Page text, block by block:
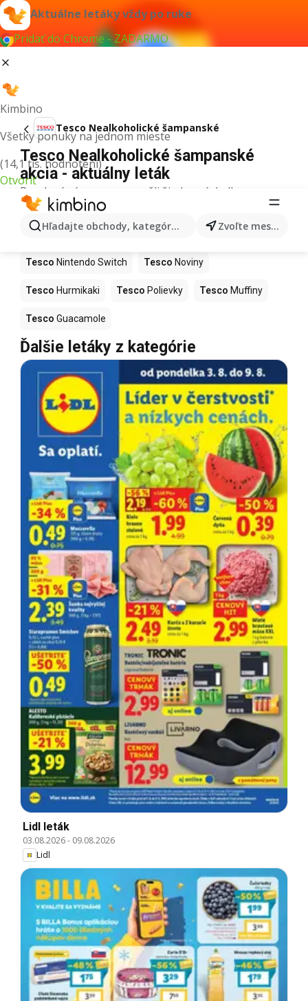
Aktuálne letáky vždy po ruke
Pridať do Chrome - ZADARMO
Kimbino
Všetky ponuky na jednom mieste
(14,1 tis. hodnotení)
Otvoriť
Hľadajte obchody, kategórie, produkty... Zvoľte mesto
Tesco Nealkoholické šampanské
Tesco Nealkoholické šampanské
akcia - aktuálny leták
Pre daný výraz sme nenašli žiadne výsledky.
Ďalšie produkty v obchodoch Tesco
Tesco Kapor Tesco Ashwagandha
Tesco Nintendo Switch Tesco Noviny
Tesco Hurmikaki Tesco Polievky Tesco Muffiny
Tesco Guacamole
Ďalšie letáky z kategórie
Lidl leták
03.08.2026- 09.08.2026
Lidl